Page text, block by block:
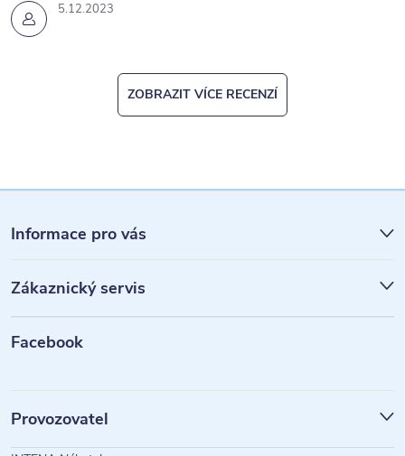
5.12.2023
ZOBRAZIT VÍCE RECENZÍ
á
p
a
Informace pro vás
Zákaznický servis
Facebook
Provozovatel